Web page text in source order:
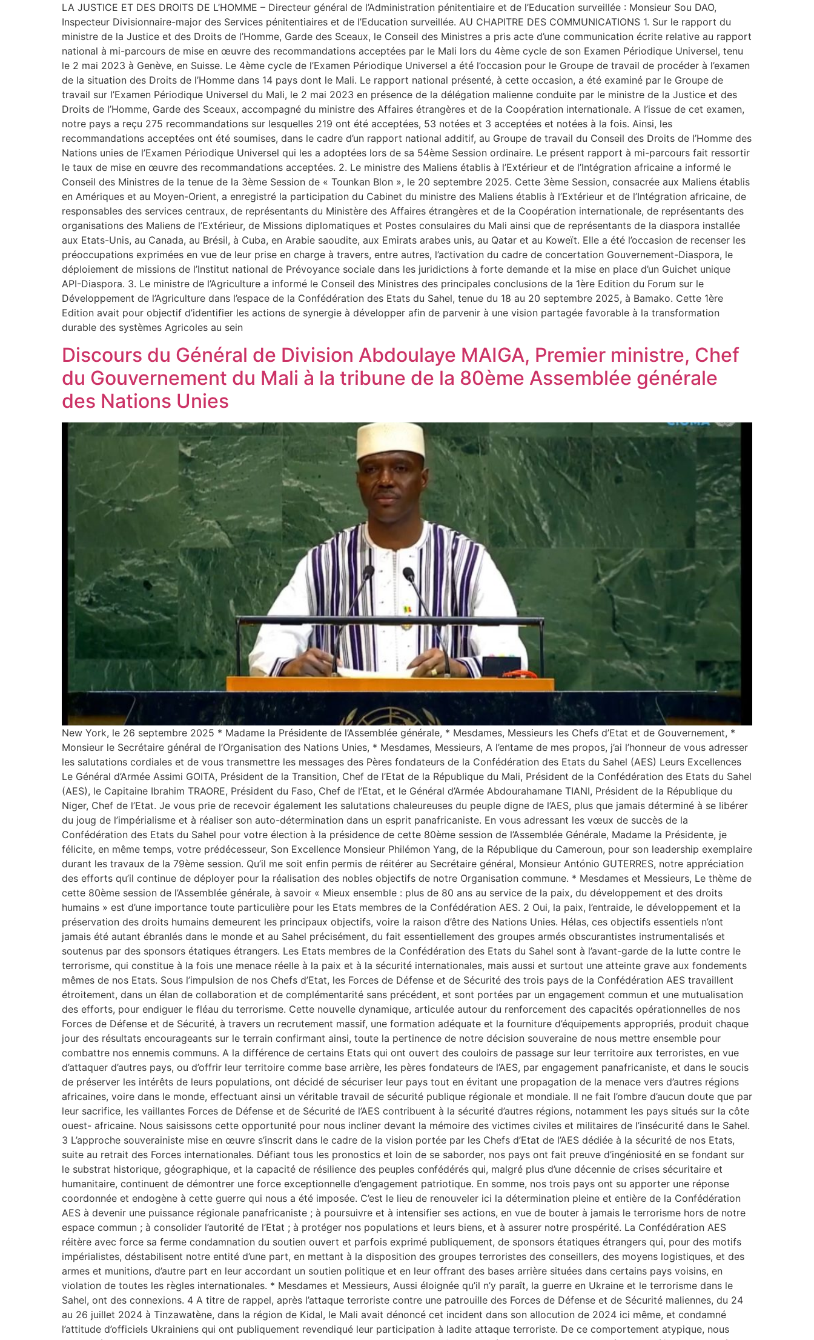
LA JUSTICE ET DES DROITS DE L’HOMME – Directeur général de l’Administration pénitentiaire et de l’Education surveillée : Monsieur Sou DAO,
Inspecteur Divisionnaire-major des Services pénitentiaires et de l’Education surveillée. AU CHAPITRE DES COMMUNICATIONS 1. Sur le rapport du
ministre de la Justice et des Droits de l’Homme, Garde des Sceaux, le Conseil des Ministres a pris acte d’une communication écrite relative au rapport
national à mi-parcours de mise en œuvre des recommandations acceptées par le Mali lors du 4ème cycle de son Examen Périodique Universel, tenu
le 2 mai 2023 à Genève, en Suisse. Le 4ème cycle de l’Examen Périodique Universel a été l’occasion pour le Groupe de travail de procéder à l’examen
de la situation des Droits de l’Homme dans 14 pays dont le Mali. Le rapport national présenté, à cette occasion, a été examiné par le Groupe de
travail sur l’Examen Périodique Universel du Mali, le 2 mai 2023 en présence de la délégation malienne conduite par le ministre de la Justice et des
Droits de l’Homme, Garde des Sceaux, accompagné du ministre des Affaires étrangères et de la Coopération internationale. A l’issue de cet examen,
notre pays a reçu 275 recommandations sur lesquelles 219 ont été acceptées, 53 notées et 3 acceptées et notées à la fois. Ainsi, les
recommandations acceptées ont été soumises, dans le cadre d’un rapport national additif, au Groupe de travail du Conseil des Droits de l’Homme des
Nations unies de l’Examen Périodique Universel qui les a adoptées lors de sa 54ème Session ordinaire. Le présent rapport à mi-parcours fait ressortir
le taux de mise en œuvre des recommandations acceptées. 2. Le ministre des Maliens établis à l’Extérieur et de l’Intégration africaine a informé le
Conseil des Ministres de la tenue de la 3ème Session de « Tounkan Blon », le 20 septembre 2025. Cette 3ème Session, consacrée aux Maliens établis
en Amériques et au Moyen-Orient, a enregistré la participation du Cabinet du ministre des Maliens établis à l’Extérieur et de l’Intégration africaine, de
responsables des services centraux, de représentants du Ministère des Affaires étrangères et de la Coopération internationale, de représentants des
organisations des Maliens de l’Extérieur, de Missions diplomatiques et Postes consulaires du Mali ainsi que de représentants de la diaspora installée
aux Etats-Unis, au Canada, au Brésil, à Cuba, en Arabie saoudite, aux Emirats arabes unis, au Qatar et au Koweït. Elle a été l’occasion de recenser les
préoccupations exprimées en vue de leur prise en charge à travers, entre autres, l’activation du cadre de concertation Gouvernement-Diaspora, le
déploiement de missions de l’Institut national de Prévoyance sociale dans les juridictions à forte demande et la mise en place d’un Guichet unique
API-Diaspora. 3. Le ministre de l’Agriculture a informé le Conseil des Ministres des principales conclusions de la 1ère Edition du Forum sur le
Développement de l’Agriculture dans l’espace de la Confédération des Etats du Sahel, tenue du 18 au 20 septembre 2025, à Bamako. Cette 1ère
Edition avait pour objectif d’identifier les actions de synergie à développer afin de parvenir à une vision partagée favorable à la transformation
durable des systèmes Agricoles au sein
Discours du Général de Division Abdoulaye MAIGA, Premier ministre, Chef
du Gouvernement du Mali à la tribune de la 80ème Assemblée générale
des Nations Unies
New York, le 26 septembre 2025 * Madame la Présidente de l’Assemblée générale, * Mesdames, Messieurs les Chefs d’Etat et de Gouvernement, *
Monsieur le Secrétaire général de l’Organisation des Nations Unies, * Mesdames, Messieurs, A l’entame de mes propos, j’ai l’honneur de vous adresser
les salutations cordiales et de vous transmettre les messages des Pères fondateurs de la Confédération des Etats du Sahel (AES) Leurs Excellences
Le Général d’Armée Assimi GOITA, Président de la Transition, Chef de l’Etat de la République du Mali, Président de la Confédération des Etats du Sahel
(AES), le Capitaine Ibrahim TRAORE, Président du Faso, Chef de l’Etat, et le Général d’Armée Abdourahamane TIANI, Président de la République du
Niger, Chef de l’Etat. Je vous prie de recevoir également les salutations chaleureuses du peuple digne de l’AES, plus que jamais déterminé à se libérer
du joug de l’impérialisme et à réaliser son auto-détermination dans un esprit panafricaniste. En vous adressant les vœux de succès de la
Confédération des Etats du Sahel pour votre élection à la présidence de cette 80ème session de l’Assemblée Générale, Madame la Présidente, je
félicite, en même temps, votre prédécesseur, Son Excellence Monsieur Philémon Yang, de la République du Cameroun, pour son leadership exemplaire
durant les travaux de la 79ème session. Qu’il me soit enfin permis de réitérer au Secrétaire général, Monsieur António GUTERRES, notre appréciation
des efforts qu’il continue de déployer pour la réalisation des nobles objectifs de notre Organisation commune. * Mesdames et Messieurs, Le thème de
cette 80ème session de l’Assemblée générale, à savoir « Mieux ensemble : plus de 80 ans au service de la paix, du développement et des droits
humains » est d’une importance toute particulière pour les Etats membres de la Confédération AES. 2 Oui, la paix, l’entraide, le développement et la
préservation des droits humains demeurent les principaux objectifs, voire la raison d’être des Nations Unies. Hélas, ces objectifs essentiels n’ont
jamais été autant ébranlés dans le monde et au Sahel précisément, du fait essentiellement des groupes armés obscurantistes instrumentalisés et
soutenus par des sponsors étatiques étrangers. Les Etats membres de la Confédération des Etats du Sahel sont à l’avant-garde de la lutte contre le
terrorisme, qui constitue à la fois une menace réelle à la paix et à la sécurité internationales, mais aussi et surtout une atteinte grave aux fondements
mêmes de nos Etats. Sous l’impulsion de nos Chefs d’Etat, les Forces de Défense et de Sécurité des trois pays de la Confédération AES travaillent
étroitement, dans un élan de collaboration et de complémentarité sans précédent, et sont portées par un engagement commun et une mutualisation
des efforts, pour endiguer le fléau du terrorisme. Cette nouvelle dynamique, articulée autour du renforcement des capacités opérationnelles de nos
Forces de Défense et de Sécurité, à travers un recrutement massif, une formation adéquate et la fourniture d’équipements appropriés, produit chaque
jour des résultats encourageants sur le terrain confirmant ainsi, toute la pertinence de notre décision souveraine de nous mettre ensemble pour
combattre nos ennemis communs. A la différence de certains Etats qui ont ouvert des couloirs de passage sur leur territoire aux terroristes, en vue
d’attaquer d’autres pays, ou d’offrir leur territoire comme base arrière, les pères fondateurs de l’AES, par engagement panafricaniste, et dans le soucis
de préserver les intérêts de leurs populations, ont décidé de sécuriser leur pays tout en évitant une propagation de la menace vers d’autres régions
africaines, voire dans le monde, effectuant ainsi un véritable travail de sécurité publique régionale et mondiale. Il ne fait l’ombre d’aucun doute que par
leur sacrifice, les vaillantes Forces de Défense et de Sécurité de l’AES contribuent à la sécurité d’autres régions, notamment les pays situés sur la côte
ouest- africaine. Nous saisissons cette opportunité pour nous incliner devant la mémoire des victimes civiles et militaires de l’insécurité dans le Sahel.
3 L’approche souverainiste mise en œuvre s’inscrit dans le cadre de la vision portée par les Chefs d’Etat de l’AES dédiée à la sécurité de nos Etats,
suite au retrait des Forces internationales. Défiant tous les pronostics et loin de se saborder, nos pays ont fait preuve d’ingéniosité en se fondant sur
le substrat historique, géographique, et la capacité de résilience des peuples confédérés qui, malgré plus d’une décennie de crises sécuritaire et
humanitaire, continuent de démontrer une force exceptionnelle d’engagement patriotique. En somme, nos trois pays ont su apporter une réponse
coordonnée et endogène à cette guerre qui nous a été imposée. C’est le lieu de renouveler ici la détermination pleine et entière de la Confédération
AES à devenir une puissance régionale panafricaniste ; à poursuivre et à intensifier ses actions, en vue de bouter à jamais le terrorisme hors de notre
espace commun ; à consolider l’autorité de l’Etat ; à protéger nos populations et leurs biens, et à assurer notre prospérité. La Confédération AES
réitère avec force sa ferme condamnation du soutien ouvert et parfois exprimé publiquement, de sponsors étatiques étrangers qui, pour des motifs
impérialistes, déstabilisent notre entité d’une part, en mettant à la disposition des groupes terroristes des conseillers, des moyens logistiques, et des
armes et munitions, d’autre part en leur accordant un soutien politique et en leur offrant des bases arrière situées dans certains pays voisins, en
violation de toutes les règles internationales. * Mesdames et Messieurs, Aussi éloignée qu’il n’y paraît, la guerre en Ukraine et le terrorisme dans le
Sahel, ont des connexions. 4 A titre de rappel, après l’attaque terroriste contre une patrouille des Forces de Défense et de Sécurité maliennes, du 24
au 26 juillet 2024 à Tinzawatène, dans la région de Kidal, le Mali avait dénoncé cet incident dans son allocution de 2024 ici même, et condamné
l’attitude d’officiels Ukrainiens qui ont publiquement revendiqué leur participation à ladite attaque terroriste. De ce comportement atypique, nous